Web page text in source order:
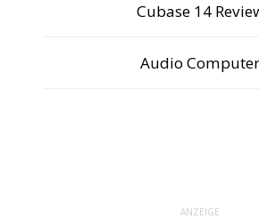
Cubase 14
Audio Computer
ANZEIGE